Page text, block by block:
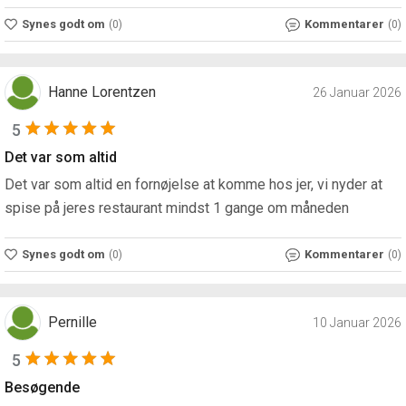
Synes godt om (0) Kommentarer (0)
Hanne Lorentzen 26 Januar 2026
5
Det var som altid
Det var som altid en fornøjelse at komme hos jer, vi nyder at
spise på jeres restaurant mindst 1 gange om måneden
Synes godt om (0) Kommentarer (0)
Pernille 10 Januar 2026
5
Besøgende